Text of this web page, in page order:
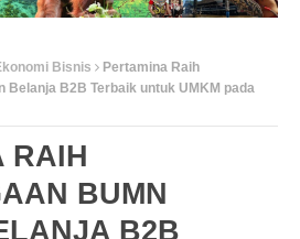
Bisnis
Pertamina Raih
Belanja B2B Terbaik untuk UMKM pada
RAIH
BUMN
B2B